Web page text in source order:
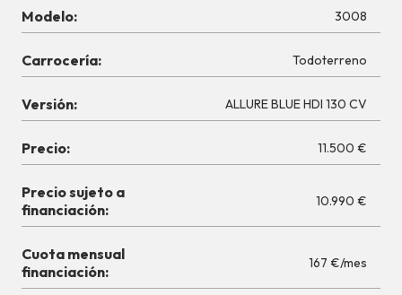
Modelo: 3008
Carrocería: Todoterreno
Versión: ALLURE BLUE HDI 130 CV
Precio: 11.500 €
Precio sujeto a
financiación:
10.990 €
Cuota mensual
financiación:
167 €/mes